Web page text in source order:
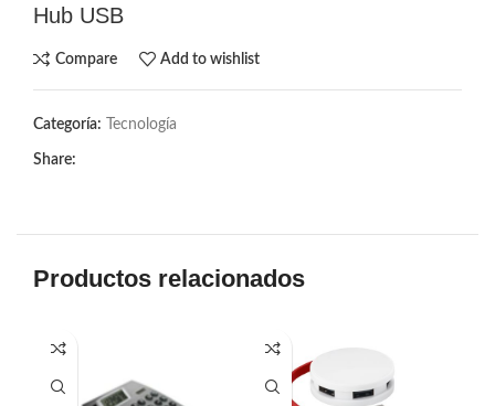
Hub USB
Compare Add to wishlist
Categoría: Tecnología
Share:
Productos relacionados